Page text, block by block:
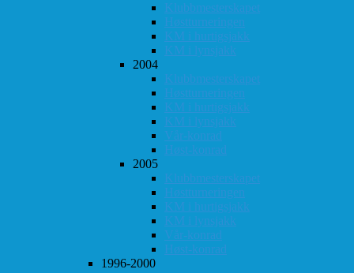
Klubbmesterskapet
Høstturneringen
KM i hurtigsjakk
KM i lynsjakk
2004
Klubbmesterskapet
Høstturneringen
KM i hurtigsjakk
KM i lynsjakk
Vår-konrad
Høst-konrad
2005
Klubbmesterskapet
Høstturneringen
KM i hurtigsjakk
KM i lynsjakk
Vår-konrad
Høst-konrad
1996-2000